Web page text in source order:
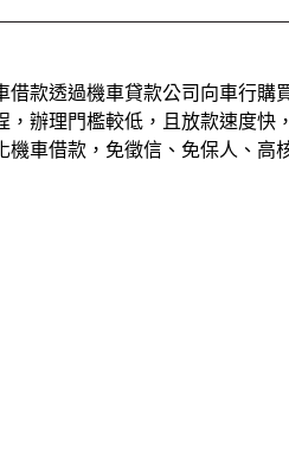
借款透過機車貸款公司向車行購
，辦理門檻較低，且放款速度快
機車借款，免徵信、免保人、高